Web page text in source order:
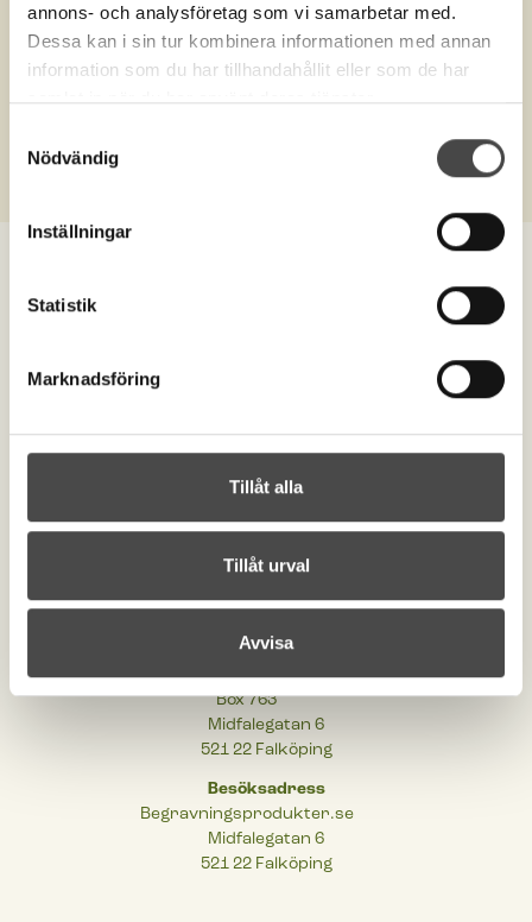
annons- och analysföretag som vi samarbetar med.
Dessa kan i sin tur kombinera informationen med annan
information som du har tillhandahållit eller som de har
samlat in när du har använt deras tjänster.
Nödvändig
Inställningar
Statistik
Marknadsföring
Tillåt alla
Tillåt urval
Avvisa
Kontakta oss
+46 (0)515-198 00
Om begravningsprodukter
Cookies
Tillgänglighetsinformation
Postadress
Begravningsprodukter.se
Box 763
Midfalegatan 6
521 22 Falköping
Besöksadress
Begravningsprodukter.se
Midfalegatan 6
521 22 Falköping